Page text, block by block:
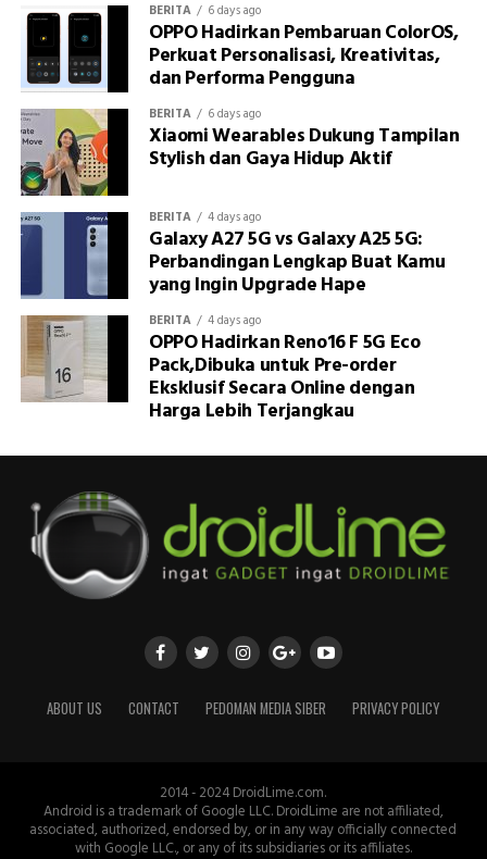
BERITA 6 days ago
OPPO Hadirkan Pembaruan ColorOS,
Perkuat Personalisasi, Kreativitas,
dan Performa Pengguna
BERITA 6 days ago
Xiaomi Wearables Dukung Tampilan
Stylish dan Gaya Hidup Aktif
BERITA 4 days ago
Galaxy A27 5G vs Galaxy A25 5G:
Perbandingan Lengkap Buat Kamu
yang Ingin Upgrade Hape
BERITA 4 days ago
OPPO Hadirkan Reno16 F 5G Eco
Pack,Dibuka untuk Pre-order
Eksklusif Secara Online dengan
Harga Lebih Terjangkau
ABOUT US CONTACT PEDOMAN MEDIA SIBER PRIVACY POLICY
2014 - 2024 DroidLime.com.
Android is a trademark of Google LLC. DroidLime are not affiliated,
associated, authorized, endorsed by, or in any way officially connected
with Google LLC., or any of its subsidiaries or its affiliates.